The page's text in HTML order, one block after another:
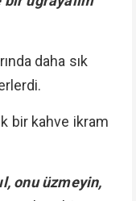
daha sık
bir kahve ikram
onu üzmeyin,